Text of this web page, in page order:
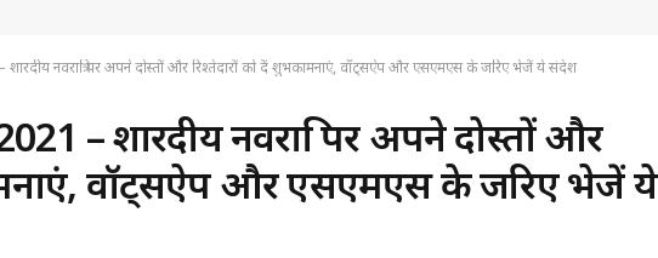
नवरात्रि पर अपने दोस्तों और रिश्तेदारों को दें शुभकामनाएं, वॉट्सऐप और एसएमएस के जरिए भेजें ये संदेश
– शारदीय नवरात्रि पर अपने दोस्तों और
वॉट्सऐप और एसएमएस के जरिए भेजें ये